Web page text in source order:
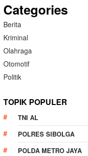
Categories
Berita
Kriminal
Olahraga
Otomotif
Politik
TOPIK POPULER
TNI AL
POLRES SIBOLGA
POLDA METRO JAYA